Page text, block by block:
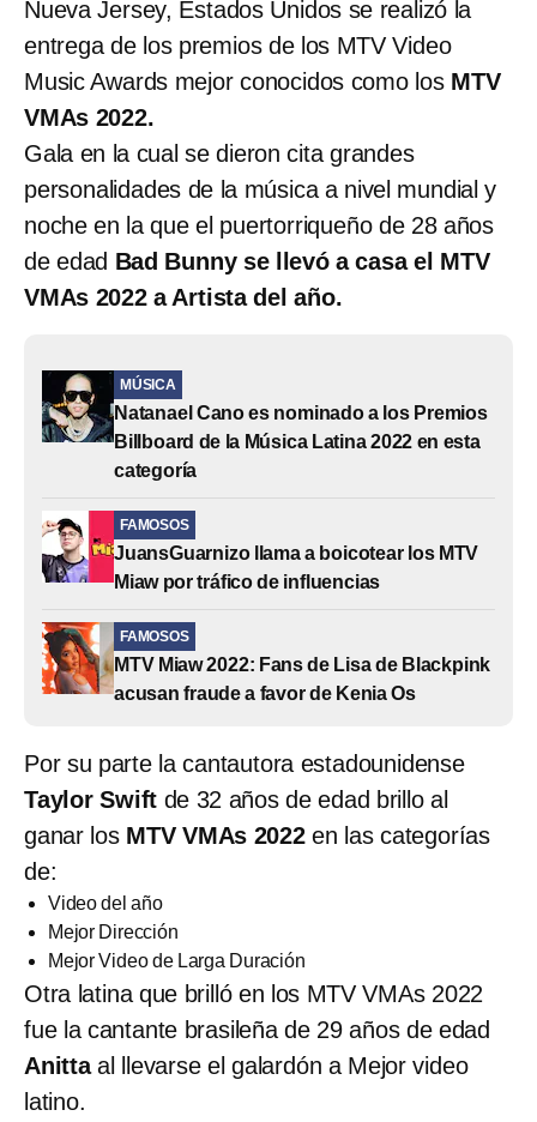
Nueva Jersey, Estados Unidos se realizó la
entrega de los premios de los MTV Video
Music Awards mejor conocidos como los MTV
VMAs 2022.
Gala en la cual se dieron cita grandes
personalidades de la música a nivel mundial y
noche en la que el puertorriqueño de 28 años
de edad Bad Bunny se llevó a casa el MTV
VMAs 2022 a Artista del año.
MÚSICA
Natanael Cano es nominado a los Premios
Billboard de la Música Latina 2022 en esta
categoría
FAMOSOS
JuansGuarnizo llama a boicotear los MTV
Miaw por tráfico de influencias
FAMOSOS
MTV Miaw 2022: Fans de Lisa de Blackpink
acusan fraude a favor de Kenia Os
Por su parte la cantautora estadounidense
Taylor Swift de 32 años de edad brillo al
ganar los MTV VMAs 2022en las categorías
de:
Video del año
Mejor Dirección
Mejor Video de Larga Duración
Otra latina que brilló en los MTV VMAs 2022
fue la cantante brasileña de 29 años de edad
Anittaal llevarse el galardón a Mejor video
latino.